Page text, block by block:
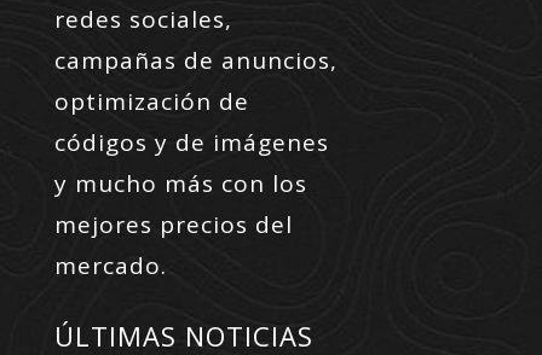
redes sociales,
campañas de anuncios,
optimización de
códigos y de imágenes
y mucho más con los
mejores precios del
mercado.
ÚLTIMAS NOTICIAS